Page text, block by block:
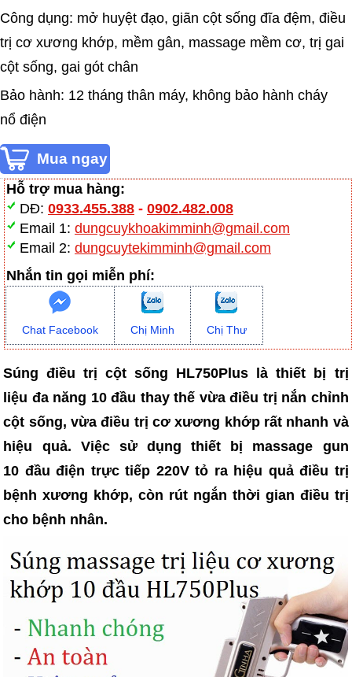
Công dụng: mở huyệt đạo, giãn cột sống đĩa đệm, điều
trị cơ xương khớp, mềm gân, massage mềm cơ, trị gai
cột sống, gai gót chân
Bảo hành: 12 tháng thân máy, không bảo hành cháy
nổ điện
Hỗ trợ mua hàng:
DĐ: 0933.455.388- 0902.482.008
Email 1: dungcuykhoakimminh@gmail.com
Email 2: dungcuytekimminh@gmail.com
Nhắn tin gọi miễn phí:
Chat Facebook Chị Minh Chị Thư
Súng điều trị cột sống HL750Plus là thiết bị trị
liệu đa năng 10 đầu thay thế vừa điều trị nắn chỉnh
cột sống, vừa điều trị cơ xương khớp rất nhanh và
hiệu quả. Việc sử dụng thiết bị massage gun
10 đầu điện trực tiếp 220V tỏ ra hiệu quả điều trị
bệnh xương khớp, còn rút ngắn thời gian điều trị
cho bệnh nhân.